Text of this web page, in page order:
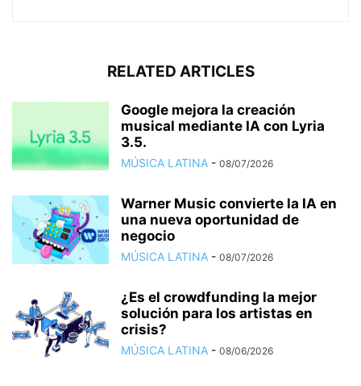
RELATED ARTICLES
Google mejora la creación
musical mediante IA con Lyria
3.5.
MÚSICA LATINA - 08/07/2026
Warner Music convierte la IA en
una nueva oportunidad de
negocio
MÚSICA LATINA - 08/07/2026
¿Es el crowdfunding la mejor
solución para los artistas en
crisis?
MÚSICA LATINA - 08/06/2026